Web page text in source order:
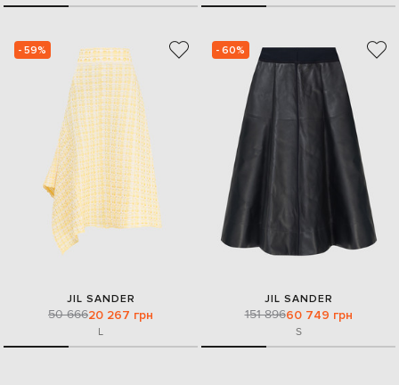
- 59%
JIL SANDER
50 66620 267 грн
L
- 60%
JIL SANDER
151 89660 749 грн
S